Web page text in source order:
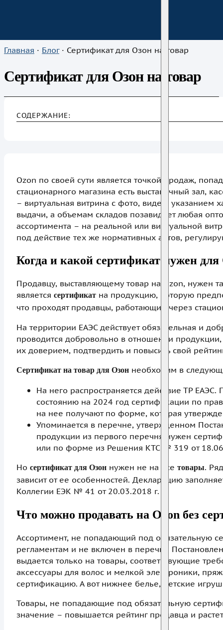
Главная · Блог · Сертификат для Озон на товар
Сертификат для Озон на товар
Ozon по своей сути является точкой продаж,
стационарного магазина есть выставочный зал,
– виртуальная витрина с фото, видео, указанием
выдачи, а объемам складов позавидует любая
ассортимента – на реальной или виртуальной
под действие тех же нормативных актов,
Когда и какой сертификат нужен
Продавцу, выставляющему товар на Ozon, нужен
является сертификатна продукцию, которую
что проходят продавцы, работающие через
На территории ЕАЭС действует обязательная и
проводится добровольно в отношении
их доверием, подтвердить и повысить свой
Сертификат на товар для Озоннеобходим в
На него распространяется действие ТР
состоянию на 2024 год сертификации по
на нее получают по форме, которая
Упоминается в перечне, утвержденном
продукции из первого перечня нужен
или по форме из Решения КТС № 319 от
Но сертификат для Озоннужен не на все товары.
зависит от ее особенностей. Декларацию
Коллегии ЕЭК № 41 от 20.03.2018 г.
Что можно продавать на Ozon без
Ассортимент, не попадающий под обязательную
регламентам и не включен в перечни
выдается только на товары, соответствующие
аксессуары для волос и мелкой электроники,
сертификацию. А вот нижнее белье, детские
Товары, не попадающие под обязательную
значение – повышается рейтинг продавца и
СОДЕРЖАНИЕ: